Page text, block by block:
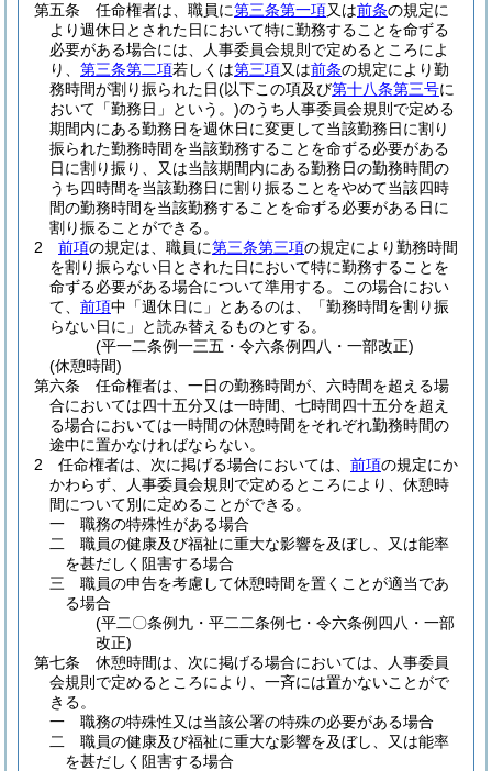
第五条
任命権者は、職員に第三条第一項又は前条の規定に
より週休日とされた日において特に勤務することを命ずる
必要がある場合には、人事委員会規則で定めるところによ
り、 第三条第二項若しくは第三項又は前条の規定により勤
務時間が割り振られた日(以下この項及び第十八条第三号に
おいて「勤務日」という。)のうち人事委員会規則で定める
期間内にある勤務日を週休日に変更して当該勤務日に割り
振られた勤務時間を当該勤務することを命ずる必要がある
日に割り振り、又は当該期間内にある勤務日の勤務時間の
うち四時間を当該勤務日に割り振ることをやめて当該四時
間の勤務時間を当該勤務することを命ずる必要がある日に
割り振ることができる。
2
前項の規定は、職員に第三条第三項の規定により勤務時間
を割り振らない日とされた日において特に勤務することを
命ずる必要がある場合について準用する。
この場合におい
て、 前項中「週休日に」とあるのは、「勤務時間を割り振
らない日に」と読み替えるものとする。
(平一二条例一三五・令六条例四八・一部改正)
(休憩時間)
第六条
任命権者は、一日の勤務時間が、六時間を超える場
合においては四十五分又は一時間、七時間四十五分を超え
る場合においては一時間の休憩時間をそれぞれ勤務時間の
途中に置かなければならない。
2
任命権者は、次に掲げる場合においては、 前項の規定にか
かわらず、人事委員会規則で定めるところにより、休憩時
間について別に定めることができる。
一
職務の特殊性がある場合
二
職員の健康及び福祉に重大な影響を及ぼし、又は能率
を甚だしく阻害する場合
三
職員の申告を考慮して休憩時間を置くことが適当であ
る場合
(平二〇条例九・平二二条例七・令六条例四八・一部
改正)
第七条
休憩時間は、次に掲げる場合においては、人事委員
会規則で定めるところにより、一斉には置かないことがで
きる。
一
職務の特殊性又は当該公署の特殊の必要がある場合
二
職員の健康及び福祉に重大な影響を及ぼし、又は能率
を甚だしく阻害する場合